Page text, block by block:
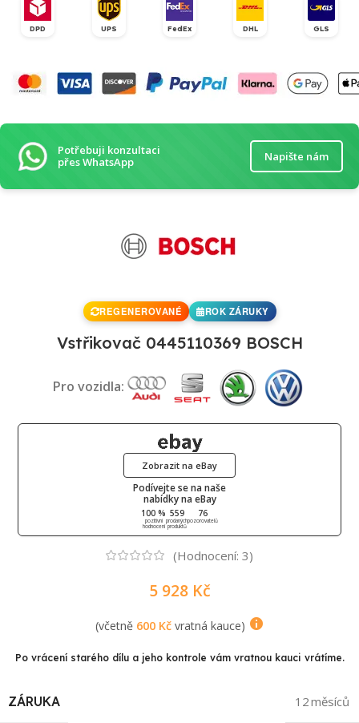
DPD UPS FedEx DHL GLS
Potřebuji konzultaci
přes WhatsApp
Napište nám
REGENEROVANÉ ROK ZÁRUKY
Vstřikovač 0445110369 BOSCH
Pro vozidla:
Podívejte se na naše
nabídky na eBay
100 %
pozitivní
hodnocení
559
prodaných
produktů
76
pozorovatelů
Zobrazit na eBay
(Hodnocení: 3)
5 928 Kč
(včetně 600 Kčvratná kauce)
Po vrácení starého dílu a jeho kontrole vám vratnou kauci vrátíme.
ZÁRUKA 12 měsíců